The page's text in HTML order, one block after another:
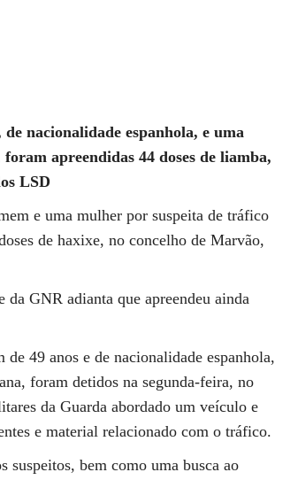
nacionalidade espanhola, e uma
apreendidas 44 doses de liamba,
LSD
e uma mulher por suspeita de tráfico
de haxixe, no concelho de Marvão,
GNR adianta que apreendeu ainda
49 anos e de nacionalidade espanhola,
foram detidos na segunda-feira, no
da Guarda abordado um veículo e
e material relacionado com o tráfico.
suspeitos, bem como uma busca ao